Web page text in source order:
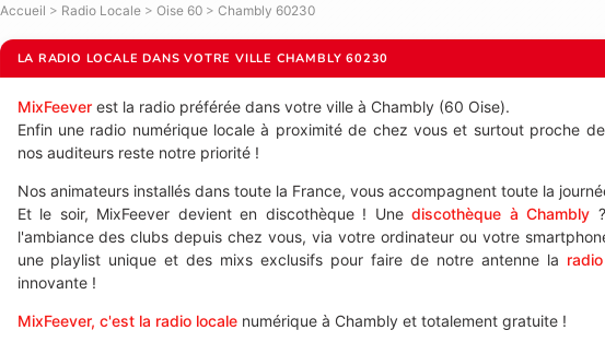
Accueil > Radio Locale> Oise 60> Chambly 60230
LA RADIO LOCALE DANS VOTRE VILLE CHAMBLY 60230
MixFeeverest la radio préférée dans votre ville à Chambly (60 Oise).
Enfin une radio numérique locale à proximité de chez vous et surtout proche
nos auditeurs reste notre priorité !
Nos animateurs installés dans toute la France, vous accompagnent toute la
Et le soir, MixFeever devient en discothèque ! Une discothèque à Chambly
l'ambiance des clubs depuis chez vous, via votre ordinateur ou votre
une playlist unique et des mixs exclusifs pour faire de notre antenne la
innovante !
MixFeever, c'est la radio localenumérique à Chambly et totalement gratuite !